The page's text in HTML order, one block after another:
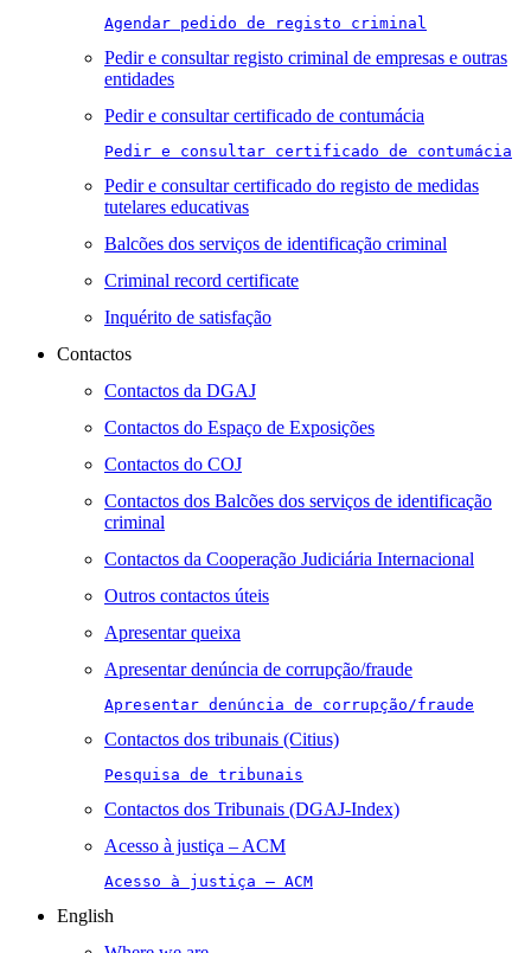
Agendar pedido de registo criminal
Pedir e consultar registo criminal de empresas e outras
entidades
Pedir e consultar certificado de contumácia
Pedir e consultar certificado de contumácia
Pedir e consultar certificado do registo de medidas
tutelares educativas
Balcões dos serviços de identificação criminal
Criminal record certificate
Inquérito de satisfação
Contactos
Contactos da DGAJ
Contactos do Espaço de Exposições
Contactos do COJ
Contactos dos Balcões dos serviços de identificação
criminal
Contactos da Cooperação Judiciária Internacional
Outros contactos úteis
Apresentar queixa
Apresentar denúncia de corrupção/fraude
Apresentar denúncia de corrupção/fraude
Contactos dos tribunais (Citius)
Pesquisa de tribunais
Contactos dos Tribunais (DGAJ-Index)
Acesso à justiça – ACM
Acesso à justiça – ACM
English